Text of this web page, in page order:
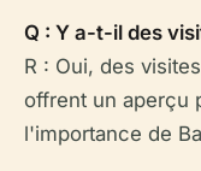
Q : Y a-t-il des
R : Oui, des
offrent un aperçu
l'importance de